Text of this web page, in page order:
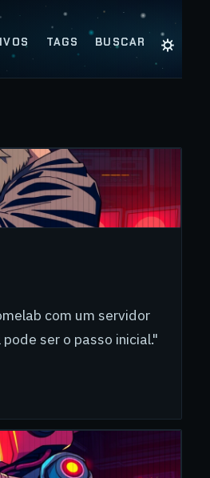
TAGS BUSCAR ☼
com um servidor
ser o passo inicial."